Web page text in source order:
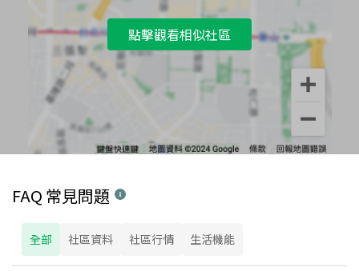
點擊觀看相似社區
FAQ 常見問題
全部 社區資料 社區行情 生活機能